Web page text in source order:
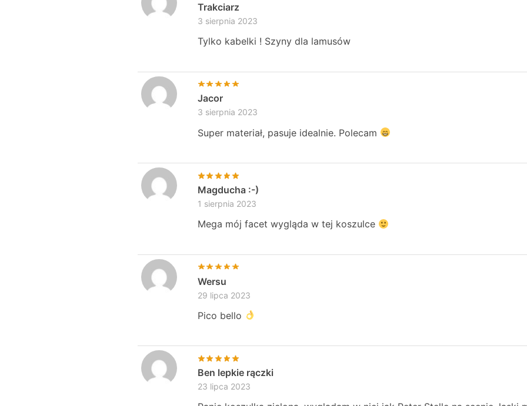
Trakciarz
3 sierpnia 2023
Tylko kabelki ! Szyny dla lamusów
Jacor
3 sierpnia 2023
Super materiał, pasuje idealnie. Polecam
Magducha :-)
1 sierpnia 2023
Mega mój facet wygląda w tej koszulce
Wersu
29 lipca 2023
Pico bello
Ben lepkie rączki
23 lipca 2023